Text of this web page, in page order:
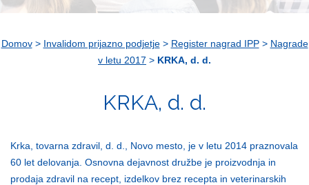
Domov> Invalidom prijazno podjetje> Register nagrad IPP> Nagrade
v letu 2017 > KRKA, d. d.
KRKA, d. d.
Krka, tovarna zdravil, d. d., Novo mesto, je v letu 2014 praznovala
60 let delovanja. Osnovna dejavnost družbe je proizvodnja in
prodaja zdravil na recept, izdelkov brez recepta in veterinarskih